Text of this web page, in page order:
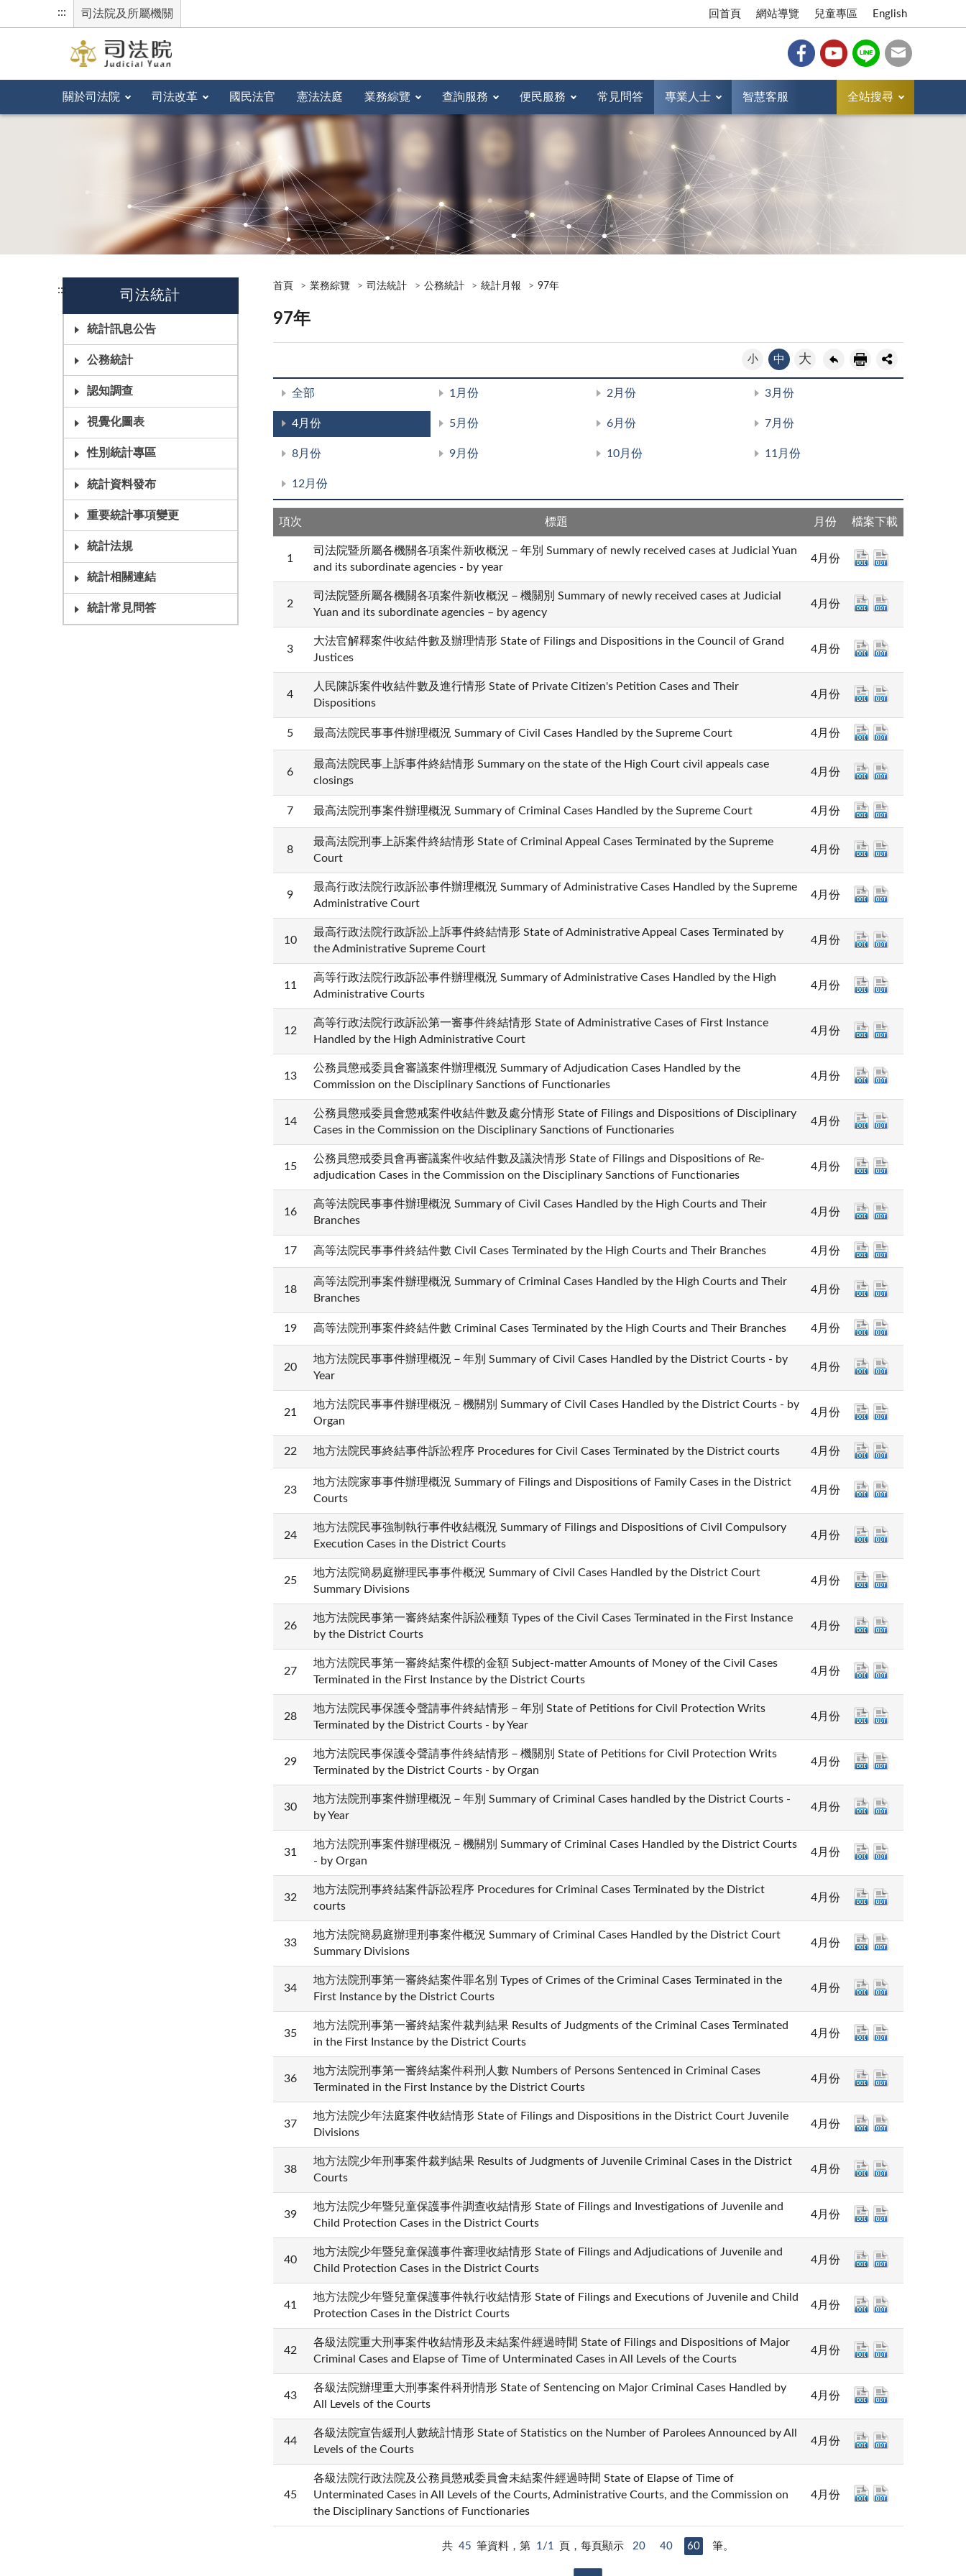
::: 司法院及所屬機關 回首頁 網站導覽 兒童專區 English
關於司法院 司法改革 國民法官 憲法法庭 業務綜覽 查詢服務 便民服務 常見問答 專業人士 智慧客服 全站搜尋
::: 司法統計
統計訊息公告
公務統計
認知調查
視覺化圖表
性別統計專區
統計資料發布
重要統計事項變更
統計法規
統計相關連結
統計常見問答
首頁 業務綜覽 司法統計 公務統計 統計月報 97年
97年
小 中 大
全部 1月份 2月份 3月份
4月份 5月份 6月份 7月份
8月份 9月份 10月份 11月份
12月份
項次 標題 月份 檔案下載
1
司法院暨所屬各機關各項案件新收概況－年別 Summary of newly received cases at Judicial Yuan
and its subordinate agencies - by year
4月份
2
司法院暨所屬各機關各項案件新收概況－機關別 Summary of newly received cases at Judicial
Yuan and its subordinate agencies – by agency
4月份
3
大法官解釋案件收結件數及辦理情形 State of Filings and Dispositions in the Council of Grand
Justices
4月份
4
人民陳訴案件收結件數及進行情形 State of Private Citizen's Petition Cases and Their
Dispositions
4月份
5 最高法院民事事件辦理概況 Summary of Civil Cases Handled by the Supreme Court 4月份
6
最高法院民事上訴事件終結情形 Summary on the state of the High Court civil appeals case
closings
4月份
7 最高法院刑事案件辦理概況 Summary of Criminal Cases Handled by the Supreme Court 4月份
8
最高法院刑事上訴案件終結情形 State of Criminal Appeal Cases Terminated by the Supreme
Court
4月份
9
最高行政法院行政訴訟事件辦理概況 Summary of Administrative Cases Handled by the Supreme
Administrative Court
4月份
10
最高行政法院行政訴訟上訴事件終結情形 State of Administrative Appeal Cases Terminated by
the Administrative Supreme Court
4月份
11
高等行政法院行政訴訟事件辦理概況 Summary of Administrative Cases Handled by the High
Administrative Courts
4月份
12
高等行政法院行政訴訟第一審事件終結情形 State of Administrative Cases of First Instance
Handled by the High Administrative Court
4月份
13
公務員懲戒委員會審議案件辦理概況 Summary of Adjudication Cases Handled by the
Commission on the Disciplinary Sanctions of Functionaries
4月份
14
公務員懲戒委員會懲戒案件收結件數及處分情形 State of Filings and Dispositions of Disciplinary
Cases in the Commission on the Disciplinary Sanctions of Functionaries
4月份
15
公務員懲戒委員會再審議案件收結件數及議決情形 State of Filings and Dispositions of Re-
adjudication Cases in the Commission on the Disciplinary Sanctions of Functionaries
4月份
16
高等法院民事事件辦理概況 Summary of Civil Cases Handled by the High Courts and Their
Branches
4月份
17 高等法院民事事件終結件數 Civil Cases Terminated by the High Courts and Their Branches 4月份
18
高等法院刑事案件辦理概況 Summary of Criminal Cases Handled by the High Courts and Their
Branches
4月份
19 高等法院刑事案件終結件數 Criminal Cases Terminated by the High Courts and Their Branches 4月份
20
地方法院民事事件辦理概況－年別 Summary of Civil Cases Handled by the District Courts - by
Year
4月份
21
地方法院民事事件辦理概況－機關別 Summary of Civil Cases Handled by the District Courts - by
Organ
4月份
22 地方法院民事終結事件訴訟程序 Procedures for Civil Cases Terminated by the District courts 4月份
23
地方法院家事事件辦理概況 Summary of Filings and Dispositions of Family Cases in the District
Courts
4月份
24
地方法院民事強制執行事件收結概況 Summary of Filings and Dispositions of Civil Compulsory
Execution Cases in the District Courts
4月份
25
地方法院簡易庭辦理民事事件概況 Summary of Civil Cases Handled by the District Court
Summary Divisions
4月份
26
地方法院民事第一審終結案件訴訟種類 Types of the Civil Cases Terminated in the First Instance
by the District Courts
4月份
27
地方法院民事第一審終結案件標的金額 Subject-matter Amounts of Money of the Civil Cases
Terminated in the First Instance by the District Courts
4月份
28
地方法院民事保護令聲請事件終結情形－年別 State of Petitions for Civil Protection Writs
Terminated by the District Courts - by Year
4月份
29
地方法院民事保護令聲請事件終結情形－機關別 State of Petitions for Civil Protection Writs
Terminated by the District Courts - by Organ
4月份
30
地方法院刑事案件辦理概況－年別 Summary of Criminal Cases handled by the District Courts -
by Year
4月份
31
地方法院刑事案件辦理概況－機關別 Summary of Criminal Cases Handled by the District Courts
- by Organ
4月份
32
地方法院刑事終結案件訴訟程序 Procedures for Criminal Cases Terminated by the District
courts
4月份
33
地方法院簡易庭辦理刑事案件概況 Summary of Criminal Cases Handled by the District Court
Summary Divisions
4月份
34
地方法院刑事第一審終結案件罪名別 Types of Crimes of the Criminal Cases Terminated in the
First Instance by the District Courts
4月份
35
地方法院刑事第一審終結案件裁判結果 Results of Judgments of the Criminal Cases Terminated
in the First Instance by the District Courts
4月份
36
地方法院刑事第一審終結案件科刑人數 Numbers of Persons Sentenced in Criminal Cases
Terminated in the First Instance by the District Courts
4月份
37
地方法院少年法庭案件收結情形 State of Filings and Dispositions in the District Court Juvenile
Divisions
4月份
38
地方法院少年刑事案件裁判結果 Results of Judgments of Juvenile Criminal Cases in the District
Courts
4月份
39
地方法院少年暨兒童保護事件調查收結情形 State of Filings and Investigations of Juvenile and
Child Protection Cases in the District Courts
4月份
40
地方法院少年暨兒童保護事件審理收結情形 State of Filings and Adjudications of Juvenile and
Child Protection Cases in the District Courts
4月份
41
地方法院少年暨兒童保護事件執行收結情形 State of Filings and Executions of Juvenile and Child
Protection Cases in the District Courts
4月份
42
各級法院重大刑事案件收結情形及未結案件經過時間 State of Filings and Dispositions of Major
Criminal Cases and Elapse of Time of Unterminated Cases in All Levels of the Courts
4月份
43
各級法院辦理重大刑事案件科刑情形 State of Sentencing on Major Criminal Cases Handled by
All Levels of the Courts
4月份
44
各級法院宣告緩刑人數統計情形 State of Statistics on the Number of Parolees Announced by All
Levels of the Courts
4月份
45
各級法院行政法院及公務員懲戒委員會未結案件經過時間 State of Elapse of Time of
Unterminated Cases in All Levels of the Courts, Administrative Courts, and the Commission on
the Disciplinary Sanctions of Functionaries
4月份
共 45 筆資料，第 1/1 頁，每頁顯示 20 40 60 筆。